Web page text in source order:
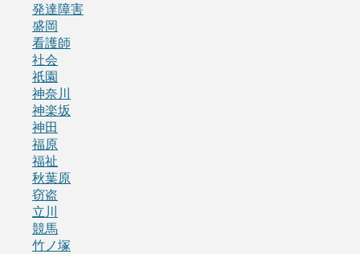
発達障害
盛岡
看護師
社会
祇園
神奈川
神楽坂
神田
福原
福祉
秋葉原
窃盗
立川
競馬
竹ノ塚